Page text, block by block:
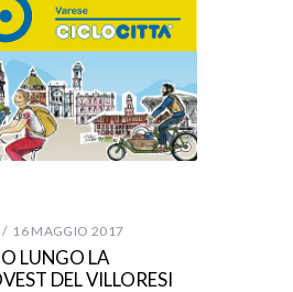
16 MAGGIO 2017
LUNGO LA
DEL VILLORESI